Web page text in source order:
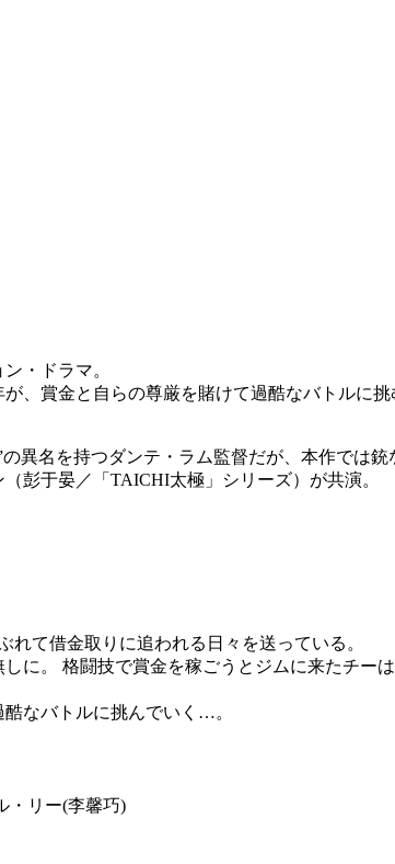
・ドラマ。
、賞金と自らの尊厳を賭けて過酷なバトルに挑
異名を持つダンテ・ラム監督だが、本作では
彭于晏／「TAICHI太極」シリーズ）が共演。
て借金取りに追われる日々を送っている。
に。 格闘技で賞金を稼ごうとジムに来たチー
なバトルに挑んでいく…。
・リー(李馨巧)